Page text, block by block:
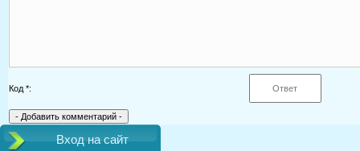
Код *:
Вход на сайт